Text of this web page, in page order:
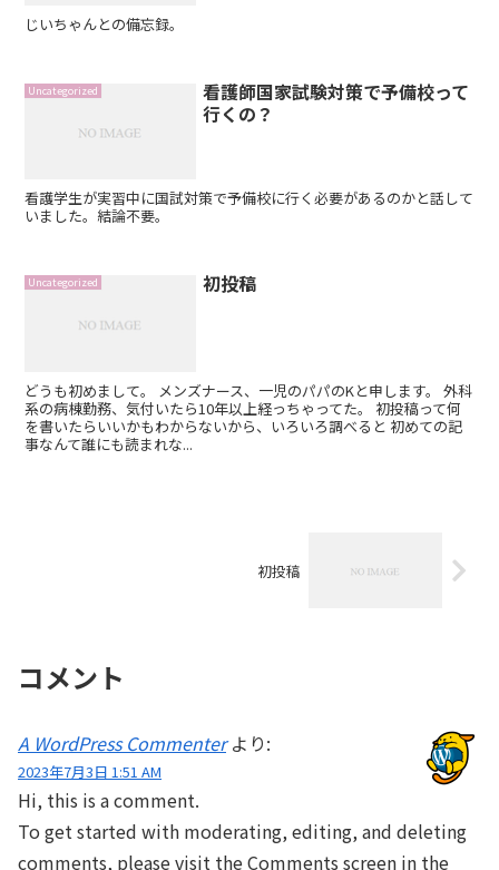
じいちゃんとの備忘録。
Uncategorized
看護師国家試験対策で予備校って
行くの？
看護学生が実習中に国試対策で予備校に行く必要があるのかと話して
いました。結論不要。
Uncategorized 初投稿
どうも初めまして。 メンズナース、一児のパパのKと申します。 外科
系の病棟勤務、気付いたら10年以上経っちゃってた。 初投稿って何
を書いたらいいかもわからないから、いろいろ調べると 初めての記
事なんて誰にも読まれな...
初投稿
コメント
A WordPress Commenter より:
2023年7月3日 1:51 AM
Hi, this is a comment.
To get started with moderating, editing, and deleting
comments, please visit the Comments screen in the